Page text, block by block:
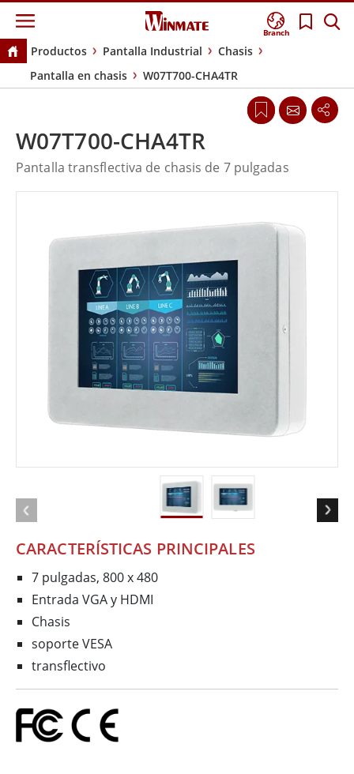
Branch
Productos Pantalla Industrial
Chasis
Pantalla en chasis
W07T700-CHA4TR
CARACTERÍSTICAS PRINCIPALES
7 pulgadas, 800 x 480
Entrada VGA y HDMI
Chasis
soporte VESA
transflectivo
W07T700-CHA4TR
Pantalla transflectiva de chasis de 7 pulgadas